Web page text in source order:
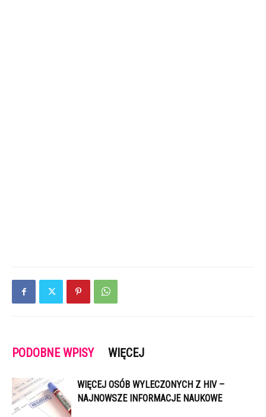
PODOBNE WPISY WIĘCEJ
WIĘCEJ OSÓB WYLECZONYCH Z HIV –
NAJNOWSZE INFORMACJE NAUKOWE